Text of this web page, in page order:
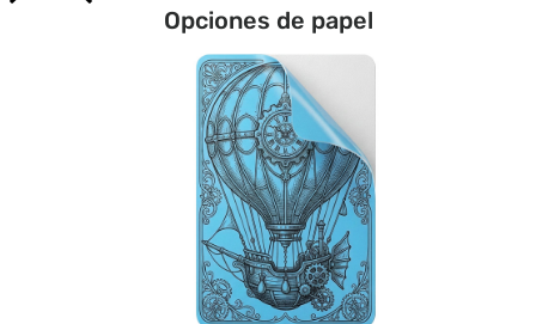
Opciones de papel